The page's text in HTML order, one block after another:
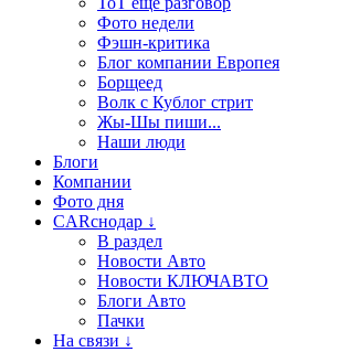
Фото недели
Фэшн-критика
Блог компании Европея
Борщеед
Волк с Кублог стрит
Жы-Шы пиши...
Наши люди
Блоги
Компании
Фото дня
CARснодар ↓
В раздел
Новости Авто
Новости КЛЮЧАВТО
Блоги Авто
Пачки
На связи ↓